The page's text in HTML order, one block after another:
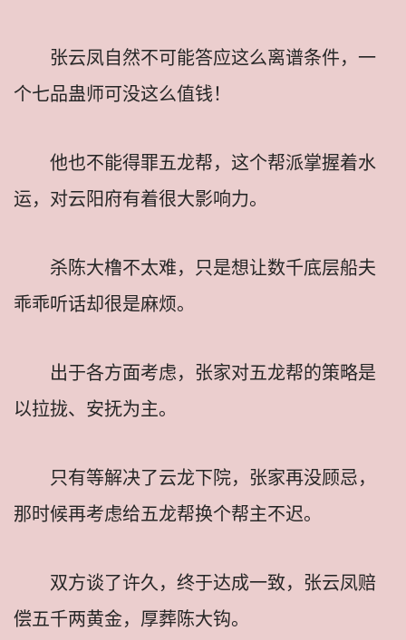
张云凤自然不可能答应这么离谱条件，一
个七品蛊师可没这么值钱！
他也不能得罪五龙帮，这个帮派掌握着水
运，对云阳府有着很大影响力。
杀陈大橹不太难，只是想让数千底层船夫
乖乖听话却很是麻烦。
出于各方面考虑，张家对五龙帮的策略是
以拉拢、安抚为主。
只有等解决了云龙下院，张家再没顾忌，
那时候再考虑给五龙帮换个帮主不迟。
双方谈了许久，终于达成一致，张云凤赔
偿五千两黄金，厚葬陈大钩。